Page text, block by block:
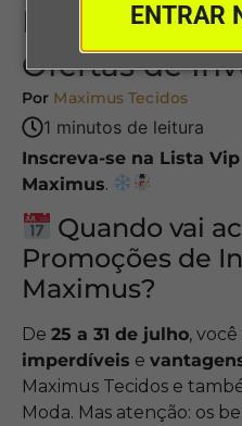
ENTRAR
Inscreva-se
Ofertas de
Por Maximus Tecidos
Inscreva-se na Lista
Maximus.
Quando vai
Promoções de
Maximus?
De 25 a 31 de julho,
imperdíveis e
Maximus Tecidos e
Moda. Mas atenção: os